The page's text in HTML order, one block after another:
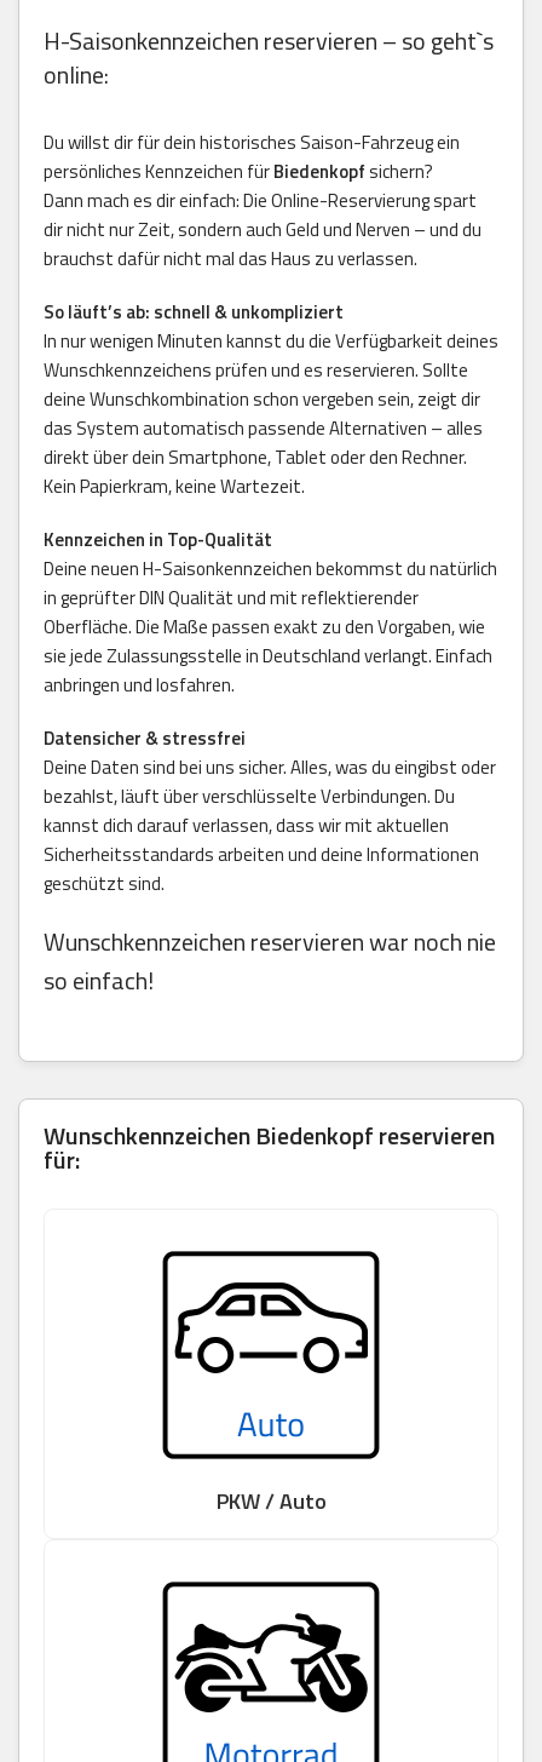
H-Saisonkennzeichen reservieren – so geht`s
online:
Du willst dir für dein historisches Saison-Fahrzeug ein
persönliches Kennzeichen fürBiedenkopfsichern?
Dann mach es dir einfach: Die Online-Reservierung spart
dir nicht nur Zeit, sondern auch Geld und Nerven – und du
brauchst dafür nicht mal das Haus zu verlassen.
So läuft’s ab: schnell & unkompliziert
In nur wenigen Minuten kannst du die Verfügbarkeit deines
Wunschkennzeichens prüfen und es reservieren. Sollte
deine Wunschkombination schon vergeben sein, zeigt dir
das System automatisch passende Alternativen – alles
direkt über dein Smartphone, Tablet oder den Rechner.
Kein Papierkram, keine Wartezeit.
Kennzeichen in Top-Qualität
Deine neuen H-Saisonkennzeichen bekommst du natürlich
in geprüfter DIN Qualität und mit reflektierender
Oberfläche. Die Maße passen exakt zu den Vorgaben, wie
sie jede Zulassungsstelle in Deutschland verlangt. Einfach
anbringen und losfahren.
Datensicher & stressfrei
Deine Daten sind bei uns sicher. Alles, was du eingibst oder
bezahlst, läuft über verschlüsselte Verbindungen. Du
kannst dich darauf verlassen, dass wir mit aktuellen
Sicherheitsstandards arbeiten und deine Informationen
geschützt sind.
Wunschkennzeichen reservieren war noch nie
so einfach!
Wunschkennzeichen Biedenkopf reservieren
für:
PKW / Auto